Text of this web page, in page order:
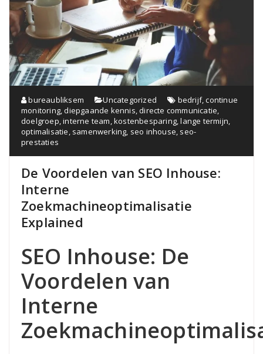
bureaubliksem Uncategorized bedrijf,continue
monitoring,diepgaande kennis,directe communicatie,
doelgroep,interne team,kostenbesparing,lange termijn,
optimalisatie, samenwerking, seo inhouse, seo-
prestaties
De Voordelen van SEO Inhouse:
Interne
Zoekmachineoptimalisatie
Explained
SEO Inhouse: De
Voordelen van
Interne